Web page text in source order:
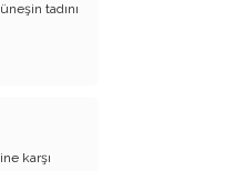
2
tadını
karşı